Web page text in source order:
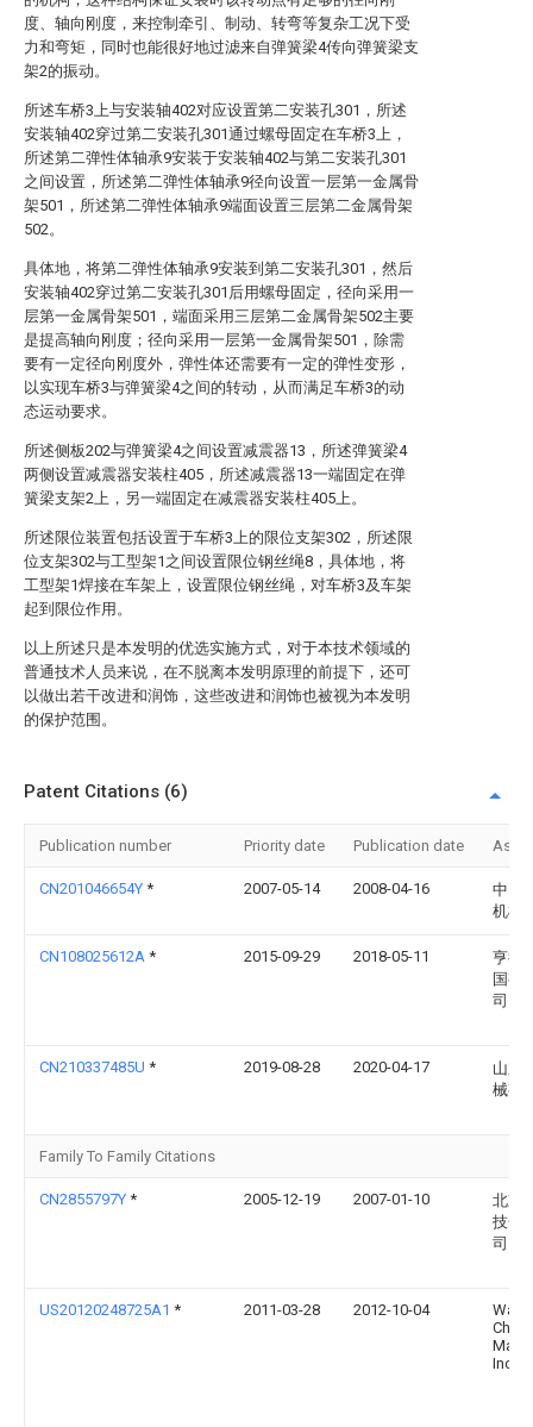
度、轴向刚度，来控制牵引、制动、转弯等复杂工况下受
力和弯矩，同时也能很好地过滤来自弹簧梁4传向弹簧梁支
架2的振动。
所述车桥3上与安装轴402对应设置第二安装孔301，所述
安装轴402穿过第二安装孔301通过螺母固定在车桥3上，
所述第二弹性体轴承9安装于安装轴402与第二安装孔301
之间设置，所述第二弹性体轴承9径向设置一层第一金属骨
架501，所述第二弹性体轴承9端面设置三层第二金属骨架
502。
具体地，将第二弹性体轴承9安装到第二安装孔301，然后
安装轴402穿过第二安装孔301后用螺母固定，径向采用一
层第一金属骨架501，端面采用三层第二金属骨架502主要
是提高轴向刚度；径向采用一层第一金属骨架501，除需
要有一定径向刚度外，弹性体还需要有一定的弹性变形，
以实现车桥3与弹簧梁4之间的转动，从而满足车桥3的动
态运动要求。
所述侧板202与弹簧梁4之间设置减震器13，所述弹簧梁4
两侧设置减震器安装柱405，所述减震器13一端固定在弹
簧梁支架2上，另一端固定在减震器安装柱405上。
所述限位装置包括设置于车桥3上的限位支架302，所述限
位支架302与工型架1之间设置限位钢丝绳8，具体地，将
工型架1焊接在车架上，设置限位钢丝绳，对车桥3及车架
起到限位作用。
以上所述只是本发明的优选实施方式，对于本技术领域的
普通技术人员来说，在不脱离本发明原理的前提下，还可
以做出若干改进和润饰，这些改进和润饰也被视为本发明
的保护范围。
Patent Citations (6)
Publication number Priority date Publication date
CN201046654Y * 2007-05-14 2008-04-16
中国
机械
CN108025612A * 2015-09-29 2018-05-11
亨德
国有
司
CN210337485U * 2019-08-28 2020-04-17
山东
械有
Family To Family Citations
CN2855797Y * 2005-12-19 2007-01-10
北京
技开
司
US20120248725A1 * 2011-03-28 2012-10-04
Chalin
Inc.